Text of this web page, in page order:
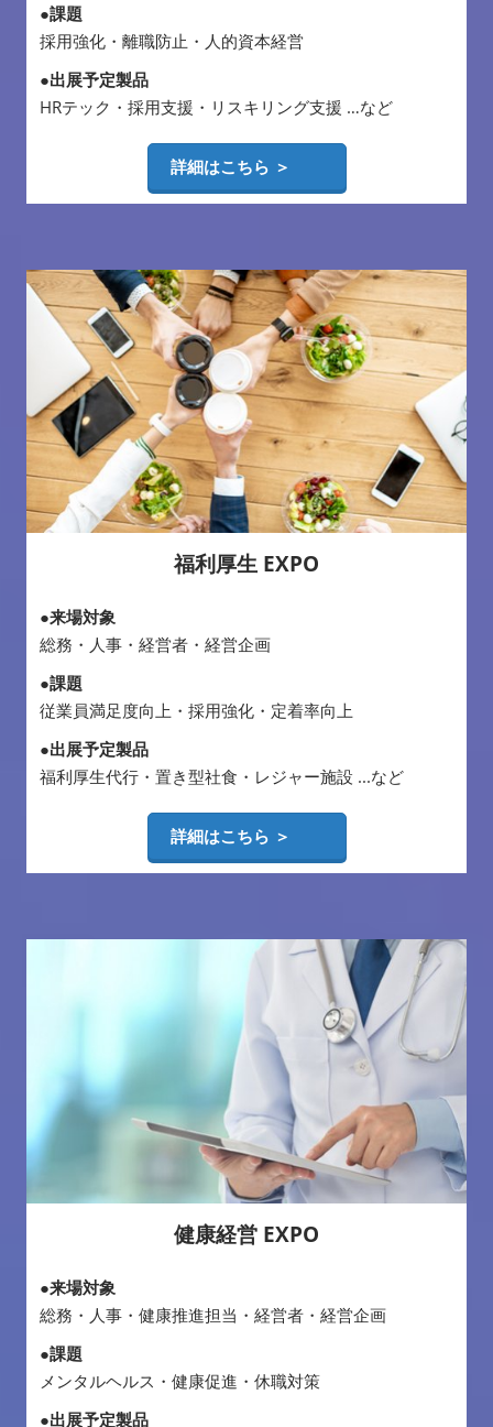
●課題
採用強化・離職防止・人的資本経営
●出展予定製品
HRテック・採用支援・リスキリング支援 …など
詳細はこちら ＞
福利厚生 EXPO
●来場対象
総務・人事・経営者・経営企画
●課題
従業員満足度向上・採用強化・定着率向上
●出展予定製品
福利厚生代行・置き型社食・レジャー施設 ...など
詳細はこちら ＞
健康経営 EXPO
●来場対象
総務・人事・健康推進担当・経営者・経営企画
●課題
メンタルヘルス・健康促進・休職対策
●出展予定製品